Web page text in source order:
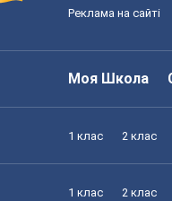
Реклама на сайті
Моя Школа
1 клас 2 клас
1 клас 2 клас